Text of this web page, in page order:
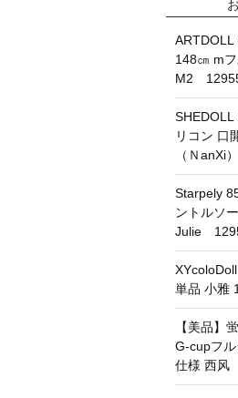
ARTDOLL
148㎝ m
M2
SHEDOLL
リコン 口
（Ｎ
Starpely
ントルソ
Julie
単品 小雅
【美品】
G-cupフ
仕様 西